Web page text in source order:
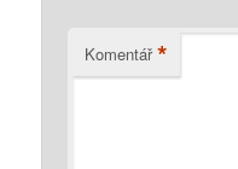
Komentář *